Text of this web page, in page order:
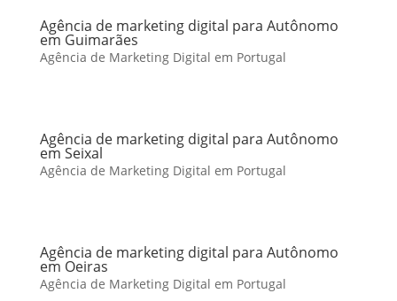
Agência de marketing digital para Autônomo
em Guimarães
Agência de Marketing Digital em Portugal
Agência de marketing digital para Autônomo
em Seixal
Agência de Marketing Digital em Portugal
Agência de marketing digital para Autônomo
em Oeiras
Agência de Marketing Digital em Portugal